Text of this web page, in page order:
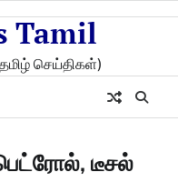
Tamil
தமிழ் செய்திகள்)
டீசல்